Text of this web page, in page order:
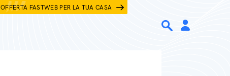
OFFERTA FASTWEB PER LA TUA CASA